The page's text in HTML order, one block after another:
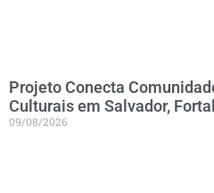
Projeto Conecta
Culturais em Salvador,
09/08/2026